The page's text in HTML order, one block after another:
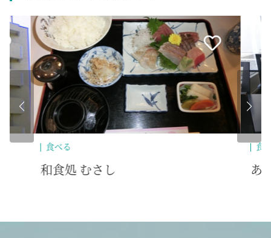
食べる
あるふぁ・が～でん
食
創